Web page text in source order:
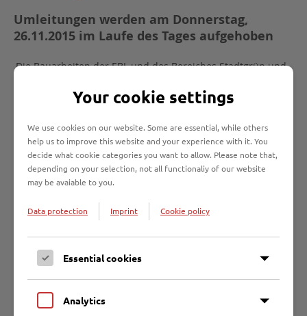
Umleitungen werden am Donnerstag,
26.11.2015 im Laufe des Tages aufgehoben
Die Bauarbeiten der EBL und des Bereiches Stadtgrün und
abgeschlossen.
In Abstimmung mit der Straßenverkehrsbehörde wird in der
Straße An der Mauer die derzeitige Vollsperrung zwischen
den Straßen Hüxterdamm und Wahmstraße im Laufe des
Donnerstages, 26. November 2015 aufgehoben und die
Die während der Bauzeit aufgestellte
Umleitungsbeschilderung über die Rehderbrücke wird
abgebaut.
Gerne beantworten Ihnen die Mitarbeiter des
Your cookie settings
We use cookies on our website. Some are essential, while others
help us to improve this website and your experience with it. You
decide what cookie categories you want to allow. Please note that,
depending on your selection, not all functionaliy of our website
may be avaiable to you.
Data protection Imprint Cookie policy
Essential cookies
Analytics